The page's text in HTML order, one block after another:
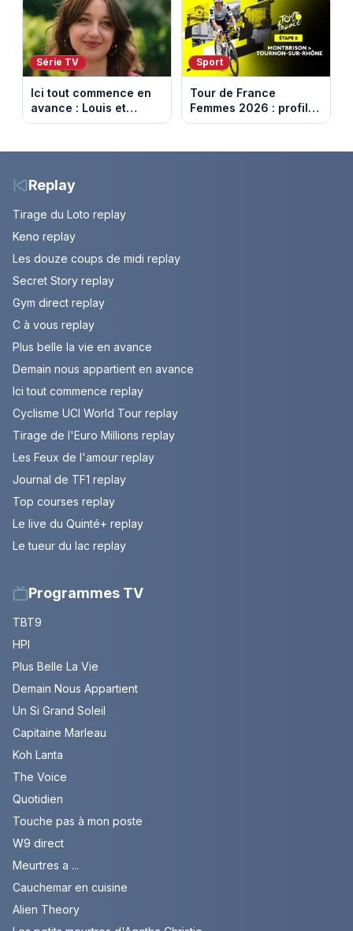
les années 80
Série TV
Ici tout commence en
avance : Louis et
Jasmine enfin en
août 2026 (spoiler)
Sport
Tour de France
Femmes 2026 : profil
et horaires de la 6e
Montbrison et
Replay
Tirage du Loto replay
Keno replay
Les douze coups de midi replay
Secret Story replay
Gym direct replay
C à vous replay
Plus belle la vie en avance
Demain nous appartient en avance
Ici tout commence replay
Cyclisme UCI World Tour replay
Tirage de l'Euro Millions replay
Les Feux de l'amour replay
Journal de TF1 replay
Top courses replay
Le live du Quinté+ replay
Le tueur du lac replay
Programmes TV
TBT9
HPI
Plus Belle La Vie
Demain Nous Appartient
Un Si Grand Soleil
Capitaine Marleau
Koh Lanta
The Voice
Quotidien
Touche pas à mon poste
W9 direct
Meurtres a ...
Cauchemar en cuisine
Alien Theory